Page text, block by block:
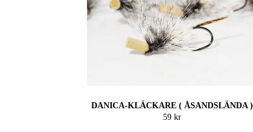
DANICA-KLÄCKARE ( ÅSANDSLÄNDA )
59 kr